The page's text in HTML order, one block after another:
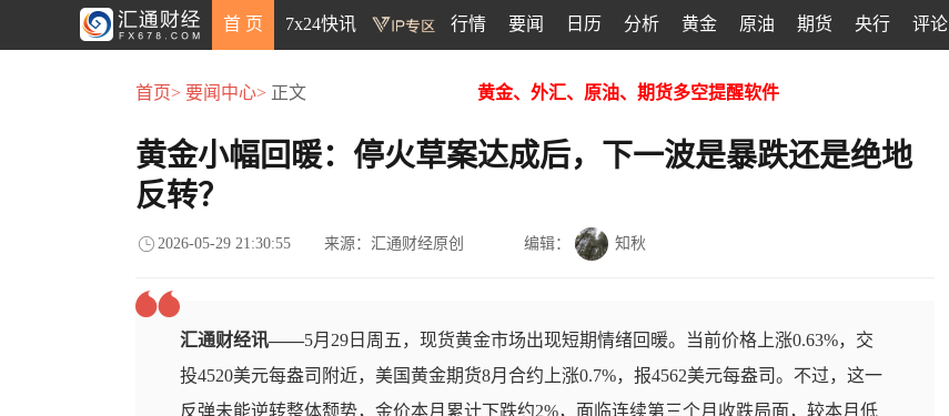
首 页 7x24快讯 行情 要闻 日历 分析 黄金 原油 期货 央行 评论
首页> 要闻中心> 正文 黄金、外汇、原油、期货多空提醒软件
黄金小幅回暖：停火草案达成后，下一波是暴跌还是绝地
反转？
2026-05-29 21:30:55 来源：汇通财经原创 编辑： 知秋
汇通财经讯——5月29日周五，现货黄金市场出现短期情绪回暖。当前价格上涨0.63%，交
投4520美元每盎司附近，美国黄金期货8月合约上涨0.7%，报4562美元每盎司。不过，这一
反弹未能逆转整体颓势，金价本月累计下跌约2%，面临连续第三个月收跌局面，较本月低